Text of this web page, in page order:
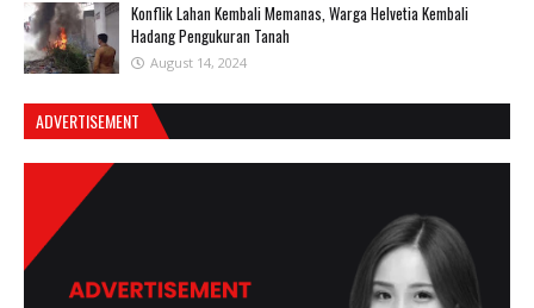
Konflik Lahan Kembali Memanas, Warga Helvetia Kembali
Hadang Pengukuran Tanah
August 14, 2024
ADVERTISEMENT